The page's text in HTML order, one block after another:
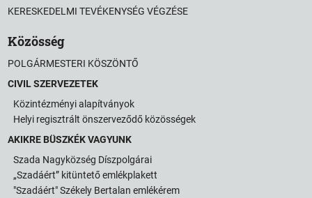
KERESKEDELMI TEVÉKENYSÉG VÉGZÉSE
Közösség
POLGÁRMESTERI KÖSZÖNTŐ
CIVIL SZERVEZETEK
Közintézményi alapítványok
Helyi regisztrált önszerveződő közösségek
AKIKRE BÜSZKÉK VAGYUNK
Szada Nagyközség Díszpolgárai
„Szadáért” kitüntető emlékplakett
"Szadáért" Székely Bertalan emlékérem